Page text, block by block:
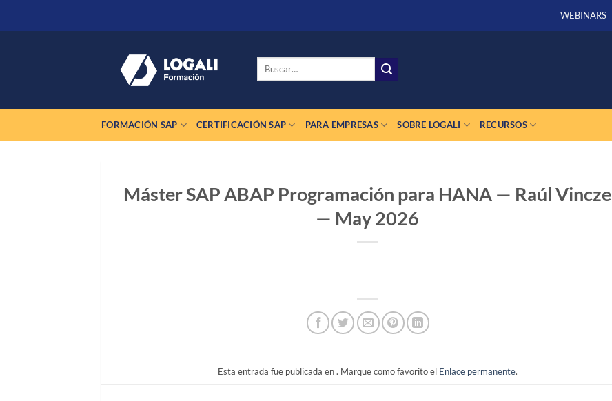
WEBINARS
Buscar
FORMACIÓN SAP CERTIFICACIÓN SAP PARA EMPRESAS SOBRE LOGALI RECURSOS
Máster SAP ABAP Programación para HANA — Raúl Vincze
— May 2026
Esta entrada fue publicada en . Marque como favorito el Enlace permanente.